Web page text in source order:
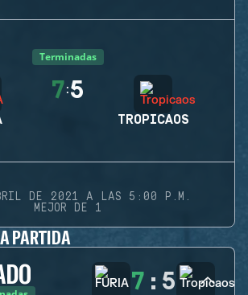
Terminadas
7:5
TROPICAOS
DE 2021 A LAS 5:00 P.M.
MEJOR DE 1
PARTIDA
7 : 5